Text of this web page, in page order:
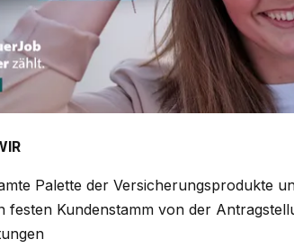
Palette der Versicherungsprodukte
festen Kundenstamm von der